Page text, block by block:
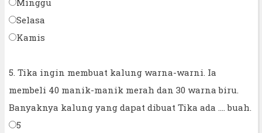
Selasa
Kamis
5. Tika ingin membuat kalung warna-warni. Ia
membeli 40 manik-manik merah dan 30 warna biru.
Banyaknya kalung yang dapat dibuat Tika ada .... buah.
5